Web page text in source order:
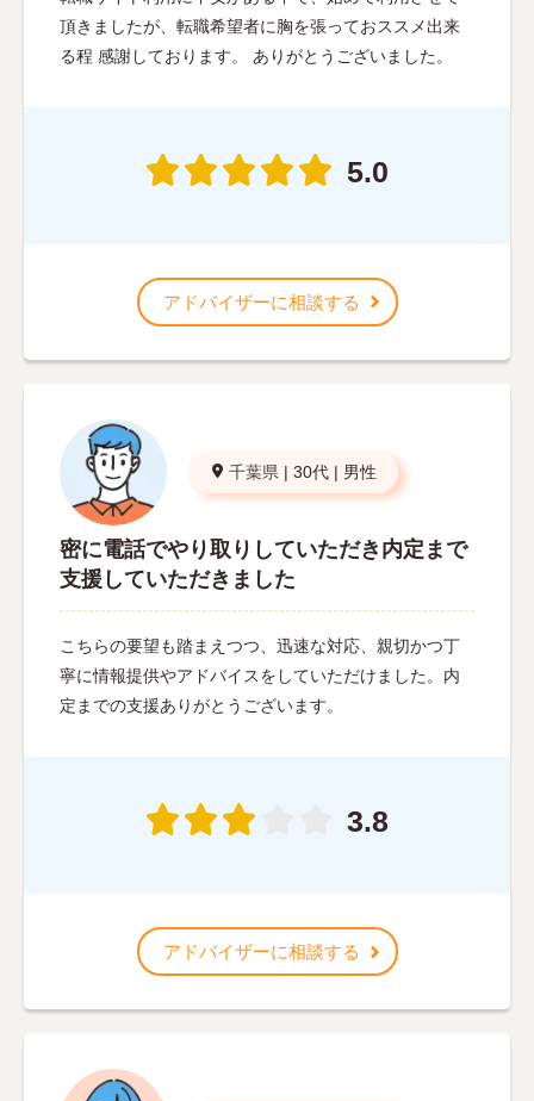
頂きましたが、転職希望者に胸を張っておススメ出来
る程 感謝しております。 ありがとうございました。
5.0
アドバイザーに相談する
千葉県 | 30代 | 男性
密に電話でやり取りしていただき内定まで
支援していただきました
こちらの要望も踏まえつつ、迅速な対応、親切かつ丁
寧に情報提供やアドバイスをしていただけました。内
定までの支援ありがとうございます。
3.8
アドバイザーに相談する